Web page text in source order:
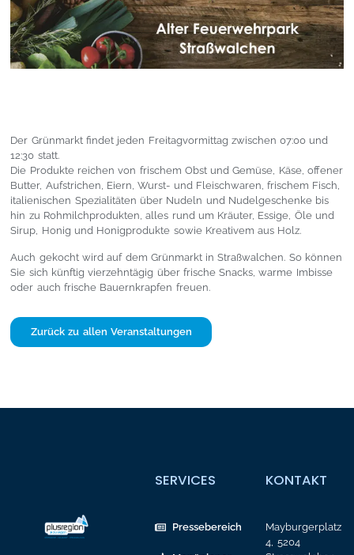
Der Grünmarkt findet jeden Freitagvormittag zwischen 07:00 und
12:30 statt.
Die Produkte reichen von frischem Obst und Gemüse, Käse, offener
Butter, Aufstrichen, Eiern, Wurst- und Fleischwaren, frischem Fisch,
italienischen Spezialitäten über Nudeln und Nudelgeschenke bis
hin zu Rohmilchprodukten, alles rund um Kräuter, Essige, Öle und
Sirup, Honig und Honigprodukte sowie Kreativem aus Holz.
Auch gekocht wird auf dem Grünmarkt in Straßwalchen. So können
Sie sich künftig vierzehntägig über frische Snacks, warme Imbisse
oder auch frische Bauernkrapfen freuen.
Zurück zu allen Veranstaltungen
SERVICES
Pressebereich
KONTAKT
Mayburgerplatz
4, 5204